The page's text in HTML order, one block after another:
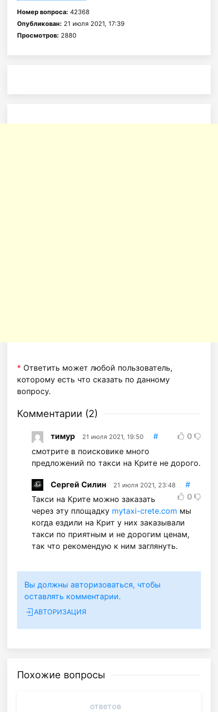
Номер вопроса: 42368
Опубликован: 21 июля 2021, 17:39
Просмотров: 2880
* Ответить может любой пользователь,
которому есть что сказать по данному
вопросу.
Комментарии (2)
тимур 21 июля 2021, 19:50 #
0
смотрите в поисковике много
предложений по такси на Крите не дорого.
Сергей Силин 21 июля 2021, 23:48
#
0
Такси на Крите можно заказать
через эту площадку mytaxi-crete.com мы
когда ездили на Крит у них заказывали
такси по приятным и не дорогим ценам,
так что рекомендую к ним заглянуть.
Вы должны авторизоваться, чтобы
оставлять комментарии.
АВТОРИЗАЦИЯ
Похожие вопросы
ответов